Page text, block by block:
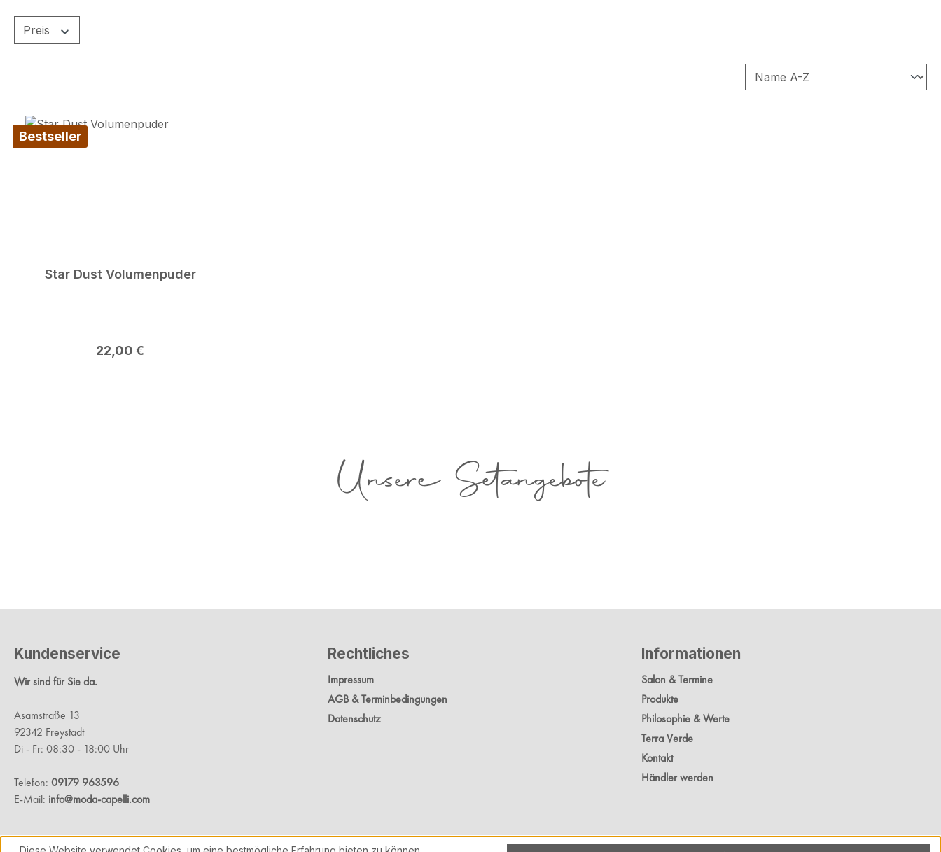
Preis
Bestseller
Star Dust Volumenpuder
Regulärer Preis:
22,00 €
Unsere Setangebote
Kundenservice
Wir sind für Sie da.
Asamstraße 13
92342 Freystadt
Di - Fr: 08:30 - 18:00 Uhr
Telefon: 09179 963596
E-Mail: info@moda-capelli.com
Rechtliches
Impressum
AGB & Terminbedingungen
Datenschutz
Informationen
Salon & Termine
Produkte
Philosophie & Werte
Terra Verde
Kontakt
Händler werden